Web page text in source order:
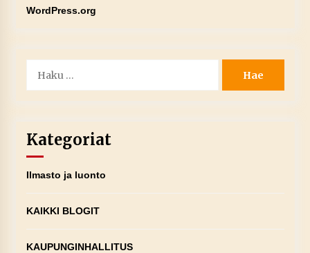
WordPress.org
Kategoriat
Ilmasto ja luonto
KAIKKI BLOGIT
KAUPUNGINHALLITUS